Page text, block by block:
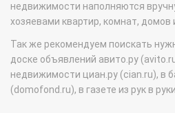
недвижимости наполняются
хозяевами квартир, комнат, домов
Так же рекомендуем поискать
доске объявлений авито.ру
недвижимости циан.ру (cian.ru), в
(domofond.ru), в газете из рук в